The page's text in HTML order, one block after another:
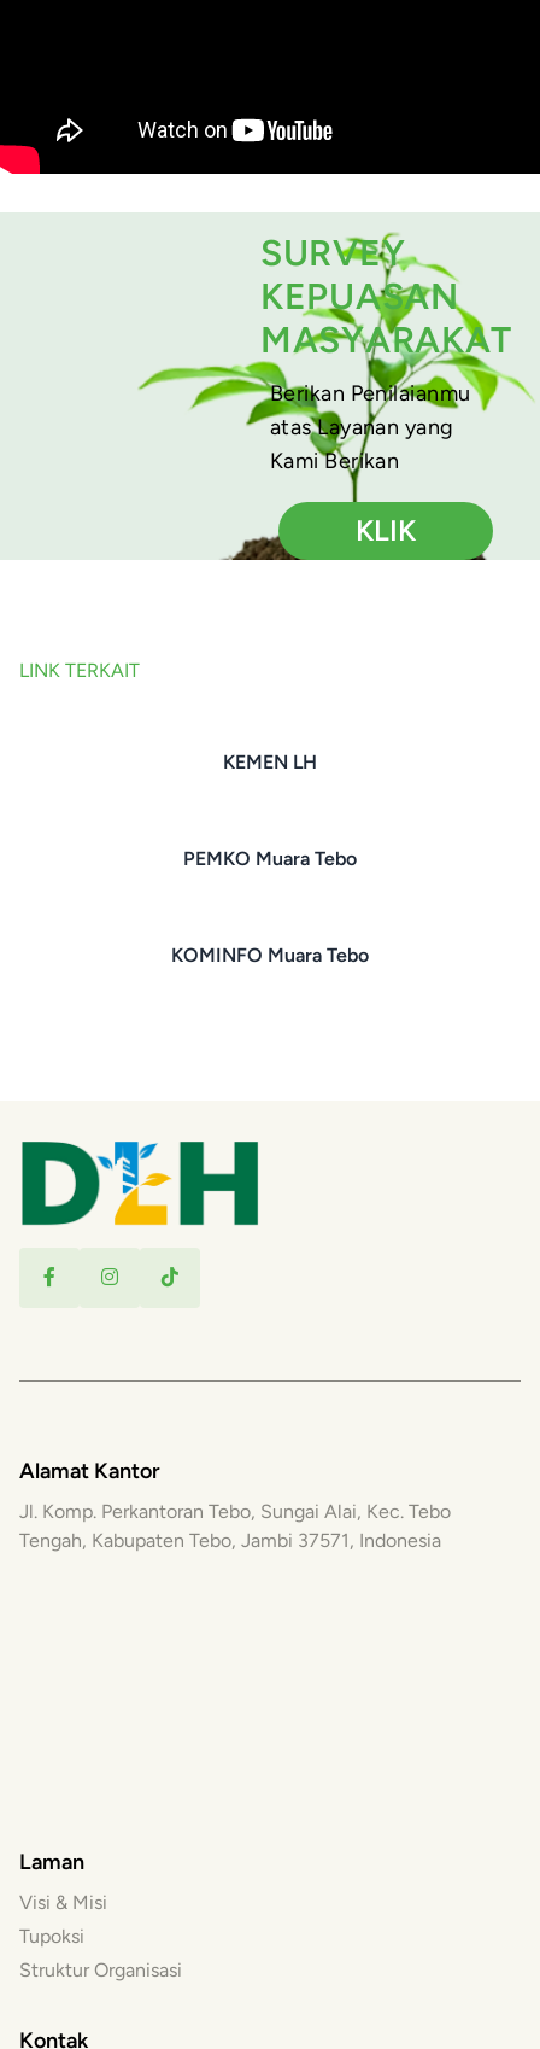
SURVEY
KEPUASAN
MASYARAKAT
Berikan Penilaianmu
atas Layanan yang
Kami Berikan
KLIK
LINK TERKAIT
KEMEN LH
PEMKO Muara Tebo
KOMINFO Muara Tebo
Alamat Kantor
Jl. Komp. Perkantoran Tebo, Sungai Alai, Kec. Tebo
Tengah, Kabupaten Tebo, Jambi 37571, Indonesia
Laman
Visi & Misi
Tupoksi
Struktur Organisasi
Kontak